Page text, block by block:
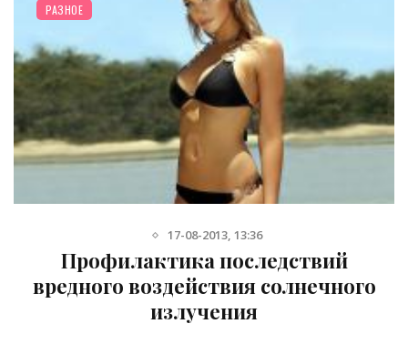
РАЗНОЕ
17-08-2013, 13:36
Профилактика последствий
вредного воздействия солнечного
излучения